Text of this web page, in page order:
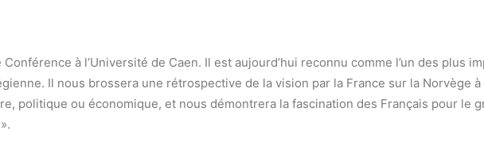
Conférence à l’Université de Caen. Il est aujourd’hui reconnu comme l’un des plus
Il nous brossera une rétrospective de la vision par la France sur la Norvège
politique ou économique, et nous démontrera la fascination des Français pour le